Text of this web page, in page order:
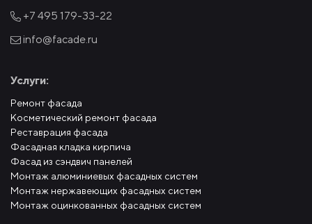
+7 495 179-33-22
info@facade.ru
Услуги:
Ремонт фасада
Косметический ремонт фасада
Реставрация фасада
Фасадная кладка кирпича
Фасад из сэндвич панелей
Монтаж алюминиевых фасадных систем
Монтаж нержавеющих фасадных систем
Монтаж оцинкованных фасадных систем